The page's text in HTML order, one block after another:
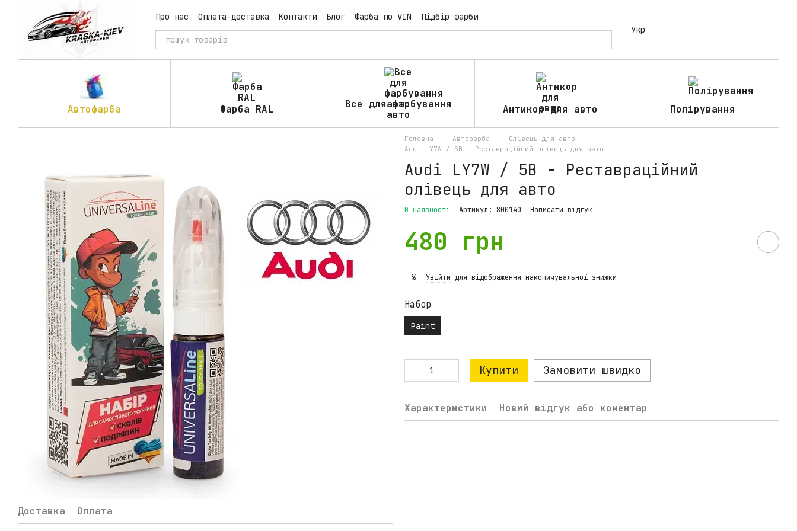
Перейти до основного контенту
Про нас Оплата-доставка Контакти Блог Фарба по VIN
Підбір фарби
Укр
Автофарба Фарба RAL
Все для фарбування
авто
Антикор для авто Полірування
Доставка Оплата
Головна Автофарба
Олівець для авто
Audi LY7W / 5B - Реставраційний олівець для авто
Audi LY7W / 5B - Реставраційний
олівець для авто
В наявності Артикул: 800140 Написати відгук
480 грн
% Увійти для відображення накопичувальної знижки
Набор
Paint
Купити Замовити швидко
Характеристики Новий відгук або коментар